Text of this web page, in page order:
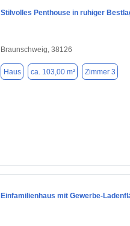
Stilvolles Penthouse in ruhiger
Braunschweig, 38126
Haus ca. 103,00 m² Zimmer 3
Einfamilienhaus mit Gewerbe-